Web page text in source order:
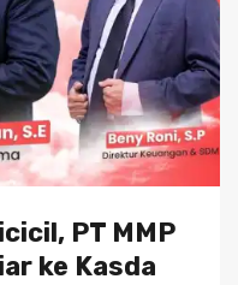
PT MMP
ke Kasda